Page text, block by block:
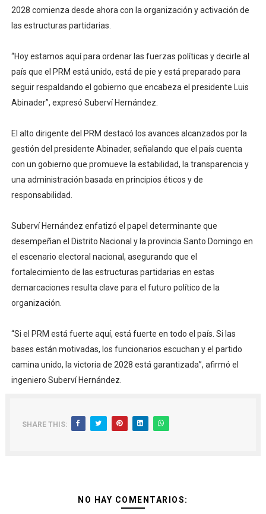
2028 comienza desde ahora con la organización y activación de
las estructuras partidarias.
“Hoy estamos aquí para ordenar las fuerzas políticas y decirle al
país que el PRM está unido, está de pie y está preparado para
seguir respaldando el gobierno que encabeza el presidente Luis
Abinader”, expresó Suberví Hernández.
El alto dirigente del PRM destacó los avances alcanzados por la
gestión del presidente Abinader, señalando que el país cuenta
con un gobierno que promueve la estabilidad, la transparencia y
una administración basada en principios éticos y de
responsabilidad.
Suberví Hernández enfatizó el papel determinante que
desempeñan el Distrito Nacional y la provincia Santo Domingo en
el escenario electoral nacional, asegurando que el
fortalecimiento de las estructuras partidarias en estas
demarcaciones resulta clave para el futuro político de la
organización.
“Si el PRM está fuerte aquí, está fuerte en todo el país. Si las
bases están motivadas, los funcionarios escuchan y el partido
camina unido, la victoria de 2028 está garantizada”, afirmó el
ingeniero Suberví Hernández.
SHARE THIS:
NO HAY COMENTARIOS: